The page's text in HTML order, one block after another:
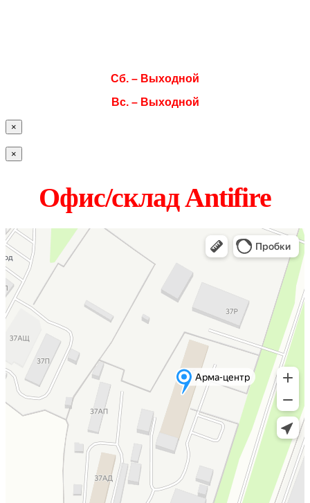
Сб. – Выходной
Вс. – Выходной
×
×
Офис/склад Antifire